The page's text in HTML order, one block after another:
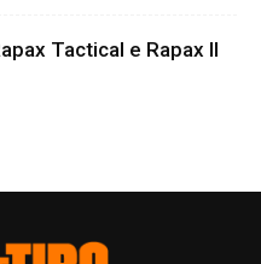
Tactical e Rapax II